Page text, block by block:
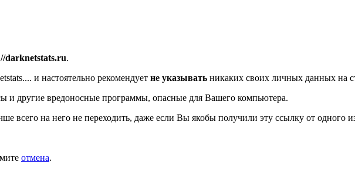
darknetstats.ru.
и настоятельно рекомендует не указывать никаких своих личных данных на
и другие вредоносные программы, опасные для Вашего компьютера.
всего на него не переходить, даже если Вы якобы получили эту ссылку от одного
отмена.